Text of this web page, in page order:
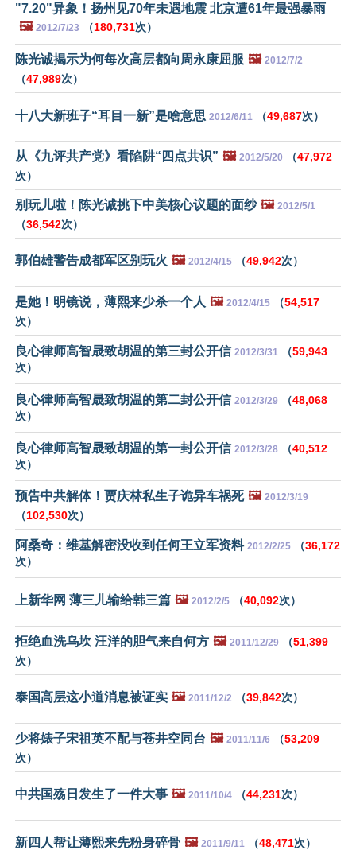
"7.20"异象！扬州见70年未遇地震 北京遭61年最强暴雨
🖼️ 2012/7/23 （180,731次）
陈光诚揭示为何每次高层都向周永康屈服 🖼️ 2012/7/2
（47,989次）
十八大新班子“耳目一新”是啥意思 2012/6/11 （49,687次）
从《九评共产党》看陷阱“四点共识” 🖼️ 2012/5/20 （47,972
次）
别玩儿啦！陈光诚挑下中美核心议题的面纱 🖼️ 2012/5/1
（36,542次）
郭伯雄警告成都军区别玩火 🖼️ 2012/4/15 （49,942次）
是她！明镜说，薄熙来少杀一个人 🖼️ 2012/4/15 （54,517
次）
良心律师高智晟致胡温的第三封公开信 2012/3/31 （59,943
次）
良心律师高智晟致胡温的第二封公开信 2012/3/29 （48,068
次）
良心律师高智晟致胡温的第一封公开信 2012/3/28 （40,512
次）
预告中共解体！贾庆林私生子诡异车祸死 🖼️ 2012/3/19
（102,530次）
阿桑奇：维基解密没收到任何王立军资料 2012/2/25 （36,172
次）
上新华网 薄三儿输给韩三篇 🖼️ 2012/2/5 （40,092次）
拒绝血洗乌坎 汪洋的胆气来自何方 🖼️ 2011/12/29 （51,399
次）
泰国高层这小道消息被证实 🖼️ 2011/12/2 （39,842次）
少将婊子宋祖英不配与苍井空同台 🖼️ 2011/11/6 （53,209
次）
中共国殇日发生了一件大事 🖼️ 2011/10/4 （44,231次）
新四人帮让薄熙来先粉身碎骨 🖼️ 2011/9/11 （48,471次）